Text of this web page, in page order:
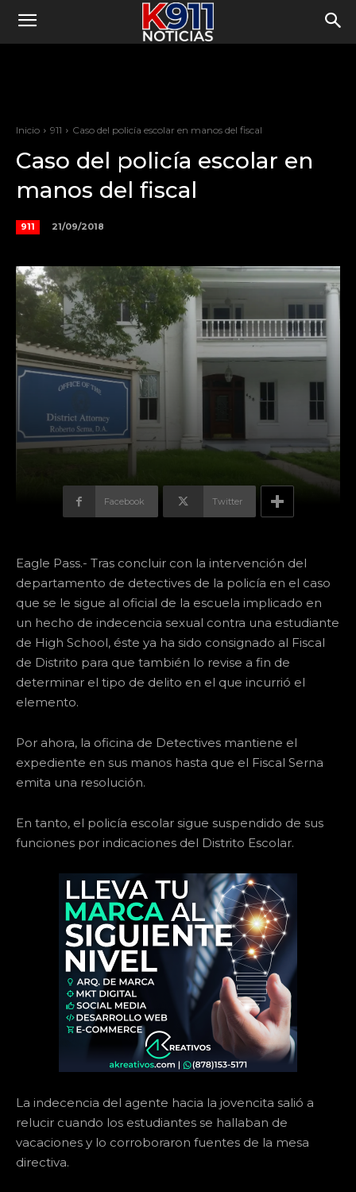
Inicio 911 Caso del policía escolar en manos del fiscal
Caso del policía escolar en
manos del fiscal
911 21/09/2018
Facebook Twitter
Eagle Pass.- Tras concluir con la intervención del
departamento de detectives de la policía en el caso
que se le sigue al oficial de la escuela implicado en
un hecho de indecencia sexual contra una estudiante
de High School, éste ya ha sido consignado al Fiscal
de Distrito para que también lo revise a fin de
determinar el tipo de delito en el que incurrió el
elemento.
Por ahora, la oficina de Detectives mantiene el
expediente en sus manos hasta que el Fiscal Serna
emita una resolución.
En tanto, el policía escolar sigue suspendido de sus
funciones por indicaciones del Distrito Escolar.
La indecencia del agente hacia la jovencita salió a
relucir cuando los estudiantes se hallaban de
vacaciones y lo corroboraron fuentes de la mesa
directiva.